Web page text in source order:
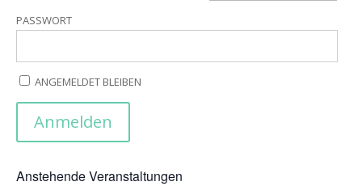
PASSWORT
ANGEMELDET BLEIBEN
Anstehende Veranstaltungen